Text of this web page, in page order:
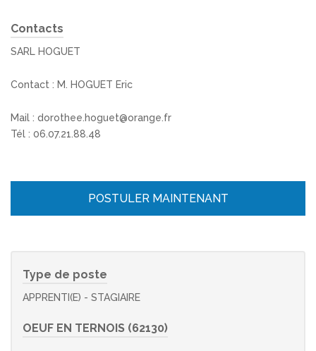
Contacts
SARL HOGUET
Contact : M. HOGUET Eric
Mail : dorothee.hoguet@orange.fr
Tél : 06.07.21.88.48
POSTULER MAINTENANT
Type de poste
APPRENTI(E) - STAGIAIRE
OEUF EN TERNOIS (62130)